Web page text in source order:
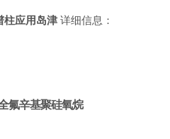
柱应用岛津 详细信息：
氟辛基聚硅氧烷